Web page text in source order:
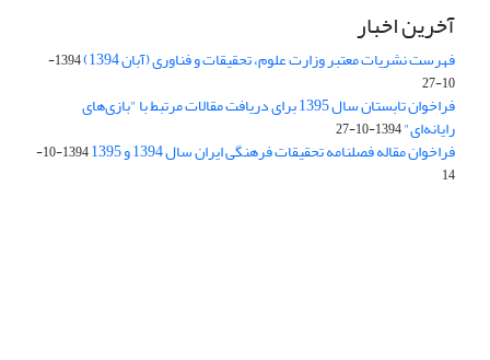
آخرین اخبار
فهرست نشریات معتبر وزارت علوم، تحقیقات و فناوری (آبان 1394)
1394-
10-27
فراخوان تابستان سال 1395 برای دریافت مقالات مرتبط با "بازی‌های
رایانه‌ای"1394-10-27
فراخوان مقاله فصلنامه تحقیقات فرهنگی ایران سال 1394 و 1395
1394-10-
14